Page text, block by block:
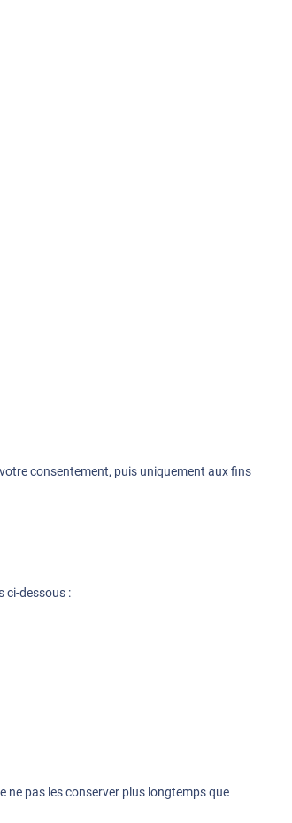
consentement, puis uniquement aux fins
ci-dessous :
ne pas les conserver plus longtemps que